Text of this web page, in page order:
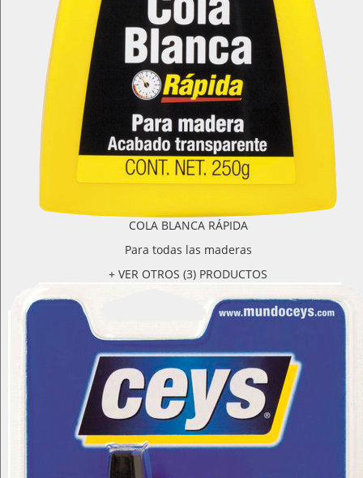
COLA BLANCA RÁPIDA
Para todas las maderas
+ VER OTROS (3) PRODUCTOS